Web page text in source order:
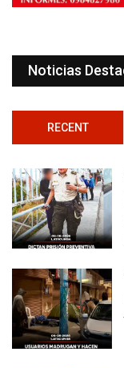
Noticias
RECENT